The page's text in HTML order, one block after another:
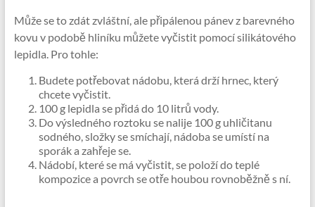
Může se to zdát zvláštní, ale připálenou pánev z barevného
kovu v podobě hliníku můžete vyčistit pomocí silikátového
lepidla. Pro tohle:
Budete potřebovat nádobu, která drží hrnec, který
chcete vyčistit.
100 g lepidla se přidá do 10 litrů vody.
Do výsledného roztoku se nalije 100 g uhličitanu
sodného, ​​složky se smíchají, nádoba se umístí na
sporák a zahřeje se.
Nádobí, které se má vyčistit, se položí do teplé
kompozice a povrch se otře houbou rovnoběžně s ní.